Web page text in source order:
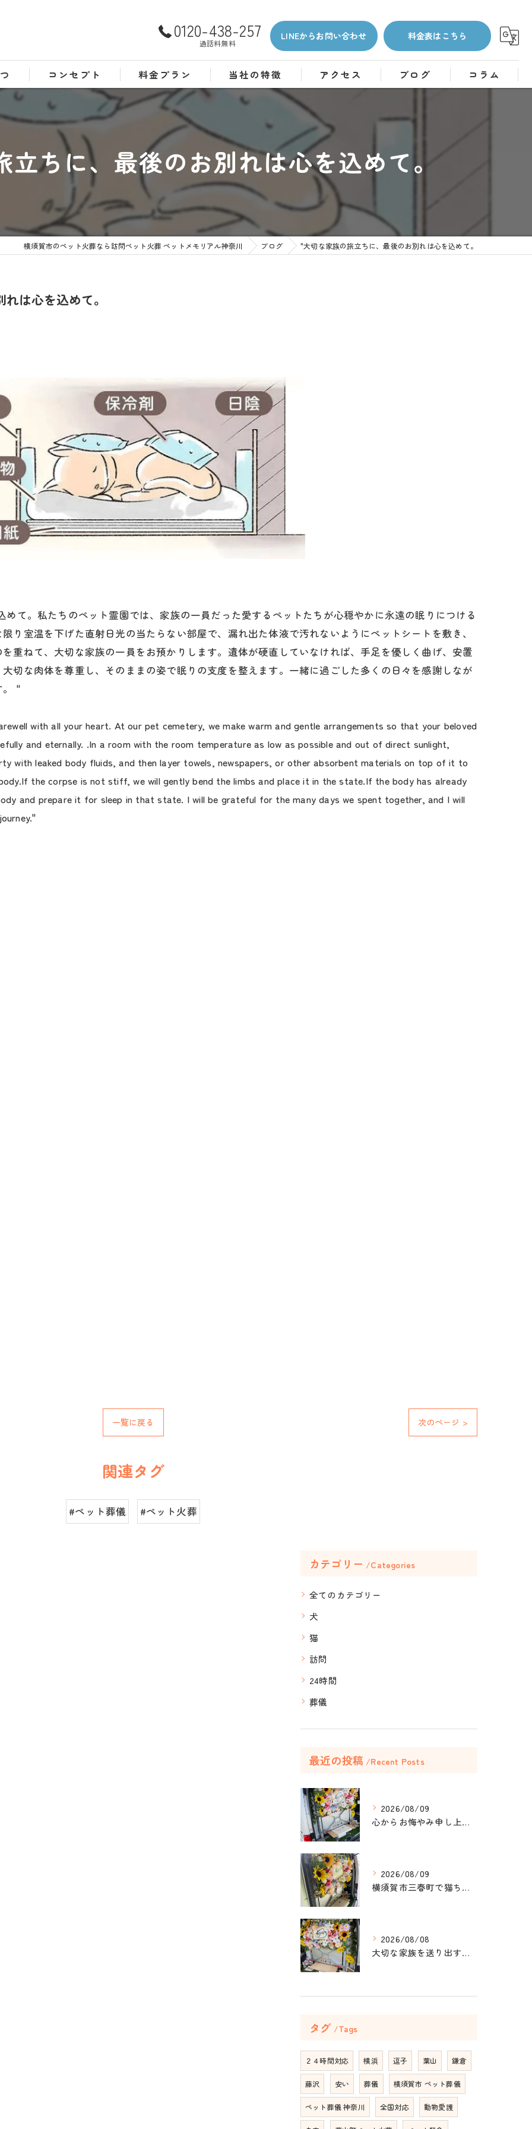
0120-438-257
通話料無料
LINEからお問い合わせ 料金表はこちら
コンセプト
よくある質問
料金プラン 当社の特徴
猫
訪問
葬儀
アクセス ブログ コラム
ちに、最後のお別れは心を込めて。
横須賀市のペット火葬なら訪問ペット火葬 ペットメモリアル神奈川 ブログ "大切な家族の旅立ちに、最後のお別れは心を込めて。
は心を込めて。
て。私たちのペット霊園では、家族の一員だった愛するペットたちが心穏やかに永遠の眠りにつける
り室温を下げた直射日光の当たらない部屋で、漏れ出た体液で汚れないようにペットシートを敷き、
重ねて、大切な家族の一員をお預かりします。遺体が硬直していなければ、手足を優しく曲げ、安置
切な肉体を尊重し、そのままの姿で眠りの支度を整えます。一緒に過ごした多くの日々を感謝しなが
。 "
with all your heart. At our pet cemetery, we make warm and gentle arrangements so that your beloved
and eternally. .In a room with the room temperature as low as possible and out of direct sunlight,
with leaked body fluids, and then layer towels, newspapers, or other absorbent materials on top of it to
the corpse is not stiff, we will gently bend the limbs and place it in the state.If the body has already
and prepare it for sleep in that state. I will be grateful for the many days we spent together, and I will
一覧に戻る 次のページ >
関連タグ
#ペット葬儀 #ペット火葬
カテゴリー Categories
全てのカテゴリー
犬
猫
訪問
24時間
葬儀
最近の投稿 Recent Posts
2026/08/09
心からお悔やみ申し上げます。
2026/08/09
横須賀市三春町で猫ちゃんのペット葬儀、ペット火葬をお手伝いさ...
2026/08/08
大切な家族を送り出すお手伝いをしました。
タグ Tags
２４時間対応 横浜 逗子 葉山 鎌倉
藤沢 安い 葬儀 横須賀市 ペット葬儀
ペット葬儀 神奈川 全国対応 動物愛護